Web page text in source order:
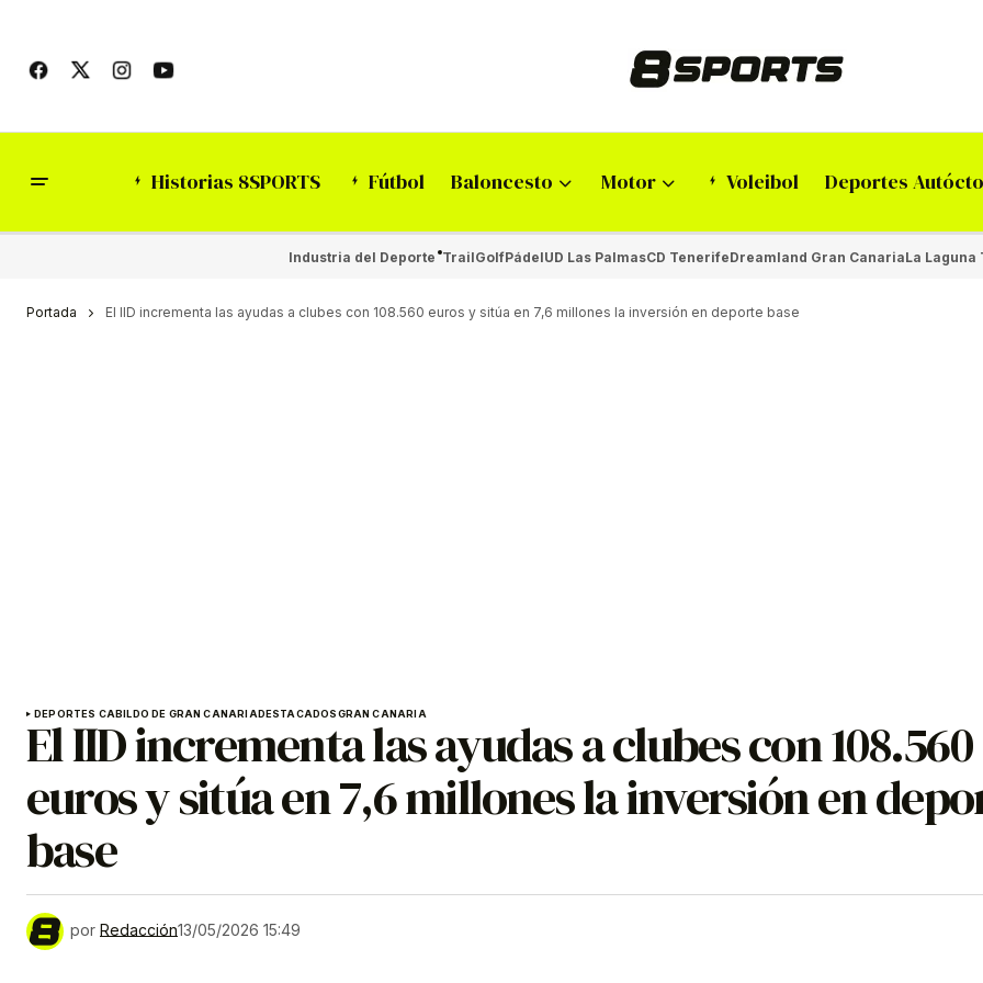
Historias 8SPORTS Fútbol Baloncesto Motor Voleibol Deportes
Industria del Deporte TrailGolfPádelUD Las PalmasCD TenerifeDreamland Gran CanariaLa Laguna
Portada El IID incrementa las ayudas a clubes con 108.560 euros y sitúa en 7,6 millones la inversión en deporte base
DEPORTES CABILDO DE GRAN CANARIADESTACADOSGRAN CANARIA
El IID incrementa las ayudas a clubes con 108.560
euros y sitúa en 7,6 millones la inversión en
base
por Redacción13/05/2026 15:49